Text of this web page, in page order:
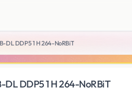
DL DDP5 1 H 264-NoRBiT
DDP5 1 H 264-NoRBiT